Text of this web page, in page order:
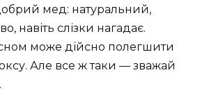
мед: натуральний,
навіть слізки нагадає.
може дійсно полегшити
Але все ж таки — зважай